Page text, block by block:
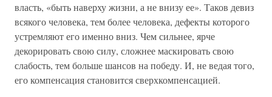
власть, «быть наверху жизни, а не внизу ее». Таков девиз
всякого человека, тем более человека, дефекты которого
устремляют его именно вниз. Чем сильнее, ярче
декорировать свою силу, сложнее маскировать свою
слабость, тем больше шансов на победу. И, не ведая того,
его компенсация становится сверхкомпенсацией.